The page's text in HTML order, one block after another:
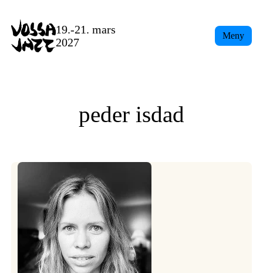
content
19.-21. mars
2027
Meny
peder isdad